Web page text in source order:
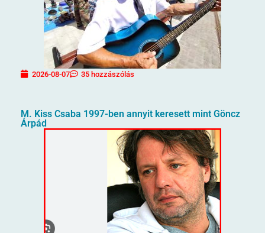
2026-08-07 35 hozzászólás
M. Kiss Csaba 1997-ben annyit keresett mint Göncz
Árpád